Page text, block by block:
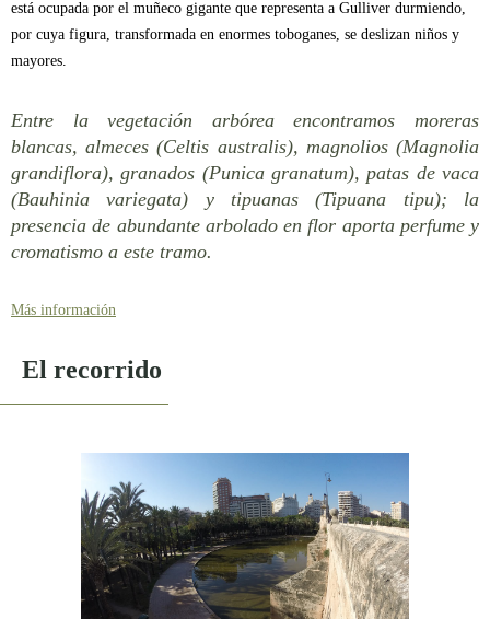
está ocupada por el muñeco gigante que representa a Gulliver durmiendo,
por cuya figura, transformada en enormes toboganes, se deslizan niños y
mayores.
Entre la vegetación arbórea encontramos moreras
blancas, almeces (Celtis australis), magnolios (Magnolia
grandiflora), granados (Punica granatum), patas de vaca
(Bauhinia variegata) y tipuanas (Tipuana tipu); la
presencia de abundante arbolado en flor aporta perfume y
cromatismo a este tramo.
Más información
EQUIPAMIENTOS
Estos tramos están destinados principalmente a zona verde ajardinada y
estanque circular rodeado por palmeras presente bajo el puente del Mar, el
situado bajo el puente de Aragón, flanqueado por el escudo de la ciudad
(realizado con arbustos recortados), y la gran fuente situada frente al Palau
de la Música.
En el Tramo 11se sitúa el complejo del Palau de la Música, compuesto
por el edificio del auditorio de música, la sala de exposiciones (donde se
El recorrido